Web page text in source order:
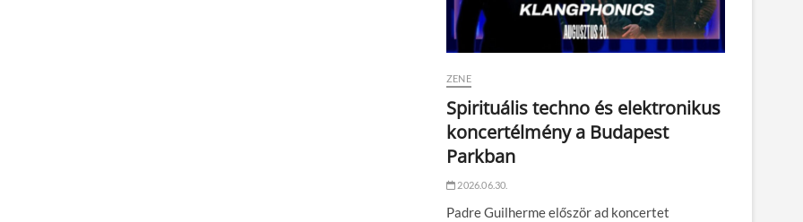
ZENE
Spirituális techno és elektronikus
koncertélmény a Budapest
Parkban
2026.06.30.
Padre Guilherme először ad koncertet